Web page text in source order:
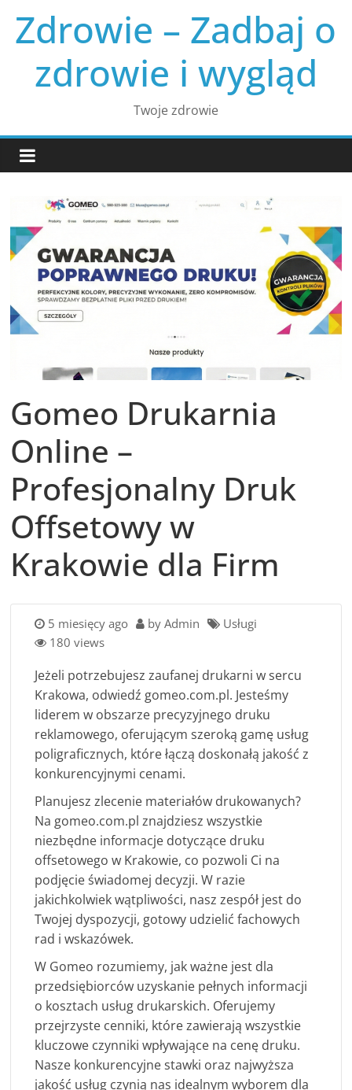
content
Zdrowie – Zadbaj o
zdrowie i wygląd
Twoje zdrowie
Gomeo Drukarnia
Online –
Profesjonalny Druk
Offsetowy w
Krakowie dla Firm
5 miesięcy ago by Admin
Usługi
180 views
Jeżeli potrzebujesz zaufanej drukarni w sercu
Krakowa, odwiedź gomeo.com.pl. Jesteśmy
liderem w obszarze precyzyjnego druku
reklamowego, oferującym szeroką gamę usług
poligraficznych, które łączą doskonałą jakość z
konkurencyjnymi cenami.
Planujesz zlecenie materiałów drukowanych?
Na gomeo.com.pl znajdziesz wszystkie
niezbędne informacje dotyczące druku
offsetowego w Krakowie, co pozwoli Ci na
podjęcie świadomej decyzji. W razie
jakichkolwiek wątpliwości, nasz zespół jest do
Twojej dyspozycji, gotowy udzielić fachowych
rad i wskazówek.
W Gomeo rozumiemy, jak ważne jest dla
przedsiębiorców uzyskanie pełnych informacji
o kosztach usług drukarskich. Oferujemy
przejrzyste cenniki, które zawierają wszystkie
kluczowe czynniki wpływające na cenę druku.
Nasze konkurencyjne stawki oraz najwyższa
jakość usług czynią nas idealnym wyborem dla